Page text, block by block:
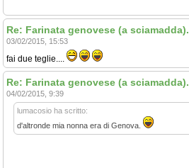
Re: Farinata genovese (a sciamadda).
03/02/2015, 15:53
fai due teglie....
Re: Farinata genovese (a sciamadda).
04/02/2015, 9:39
lumacosio ha scritto:
d'altronde mia nonna era di Genova.